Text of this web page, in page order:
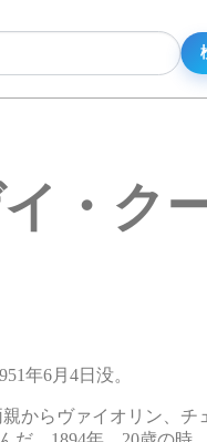
・ク
年6月4日没。
からヴァイオリン、チ